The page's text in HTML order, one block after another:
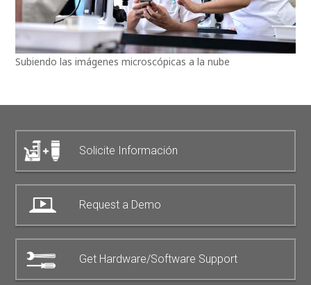
Subiendo las imágenes microscópicas a la nube
Solicite Información
Request a Demo
Get Hardware/Software Support